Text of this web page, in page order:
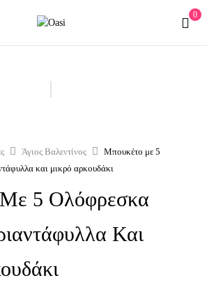
0
Άγιος Βαλεντίνος
Μπουκέτο με 5
και μικρό αρκουδάκι
5 Ολόφρεσκα
Και